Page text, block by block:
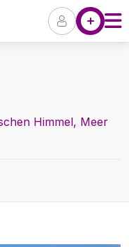
Angebote
Himmel, Meer